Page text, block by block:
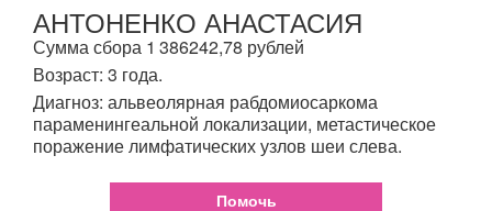
АНТОНЕНКО АНАСТАСИЯ
Сумма сбора 1 386242,78 рублей
Возраст: 3 года.
Диагноз: альвеолярная рабдомиосаркома
параменингеальной локализации, метастическое
поражение лимфатических узлов шеи слева.
Помочь